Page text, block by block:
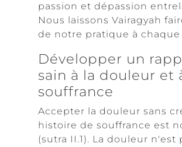
passion et dépassion
Nous laissons Vairagyah
de notre pratique à
Développer un
sain à la douleur et
souffrance
Accepter la douleur sans
histoire de souffrance est
(sutra II.1). La douleur n'est